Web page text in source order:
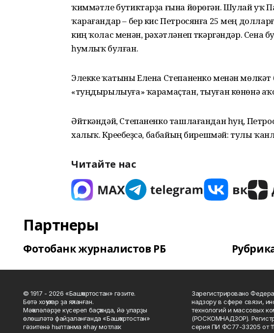
ҡиммәтле бутиктарҙа ғына йөрөгән. Шулай
ҡарағандар – бер кис Петросянға 25 мең
киң ҡолас менән, рәхәтләнеп үткәргәндәр. Сена
һумлыҡ булған.
Элекке ҡатыны Елена Степаненко менән мөлкәт
«туңдырылыуға» ҡарамаҫтан, тыуған көнөнә
Әйткәндәй, Степаненко ташлағандан һуң,
халыҡ. Күреүебеҙсә, бабайың бирешмәй: тулы
Читайте нас
Партнеры
Фотобанк журналистов РБ
© 1917 - 2026 «Башҡортостан» гәзите.
Бөтә хоҡуҡтар ҙа яҡланған.
Мәҡәләләрҙе күсереп баҫҡанда, йә уларҙы
өлөшләтә файҙаланғанда «Башҡортостан»
гәзитенә һылтанма яһау мотлаҡ.
Зарегистрировано
надзору в сфере связи,
технологий и массовых
(РОСКОМНАДЗОР).
серия ПИ ФС77-33205 от